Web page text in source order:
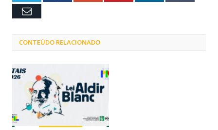
Email
CONTEÚDO RELACIONADO